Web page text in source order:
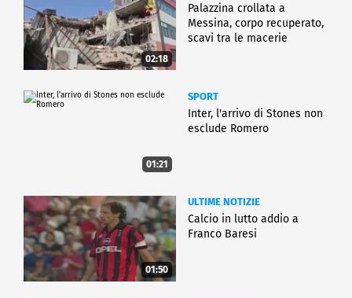
02:18
Palazzina crollata a
Messina, corpo recuperato,
scavi tra le macerie
01:21
SPORT
Inter, l'arrivo di Stones non
esclude Romero
01:50
ULTIME NOTIZIE
Calcio in lutto addio a
Franco Baresi